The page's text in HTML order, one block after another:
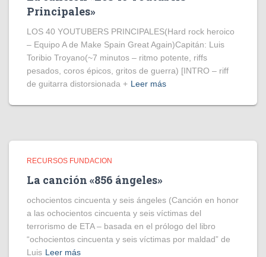
Principales»
LOS 40 YOUTUBERS PRINCIPALES(Hard rock heroico
– Equipo A de Make Spain Great Again)Capitán: Luis
Toribio Troyano(~7 minutos – ritmo potente, riffs
pesados, coros épicos, gritos de guerra) [INTRO – riff
de guitarra distorsionada + Leer más
RECURSOS FUNDACION
La canción «856 ángeles»
ochocientos cincuenta y seis ángeles (Canción en honor
a las ochocientos cincuenta y seis víctimas del
terrorismo de ETA – basada en el prólogo del libro
“ochocientos cincuenta y seis víctimas por maldad” de
Luis Leer más